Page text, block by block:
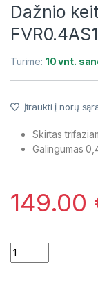
Dažnio
Turime: 10 vnt.
Įtraukti į norų
Skirtas
Galingumas
149.00
Quantity